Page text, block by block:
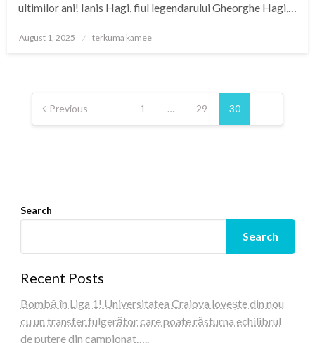
ultimilor ani! Ianis Hagi, fiul legendarului Gheorghe Hagi,…
Posted
August 1, 2025 terkuma kamee
Posts
pagination
Previous 1 … 29 30
Search
Search
Recent Posts
Bombă în Liga 1! Universitatea Craiova lovește din nou
cu un transfer fulgerător care poate răsturna echilibrul
de putere din campionat…..